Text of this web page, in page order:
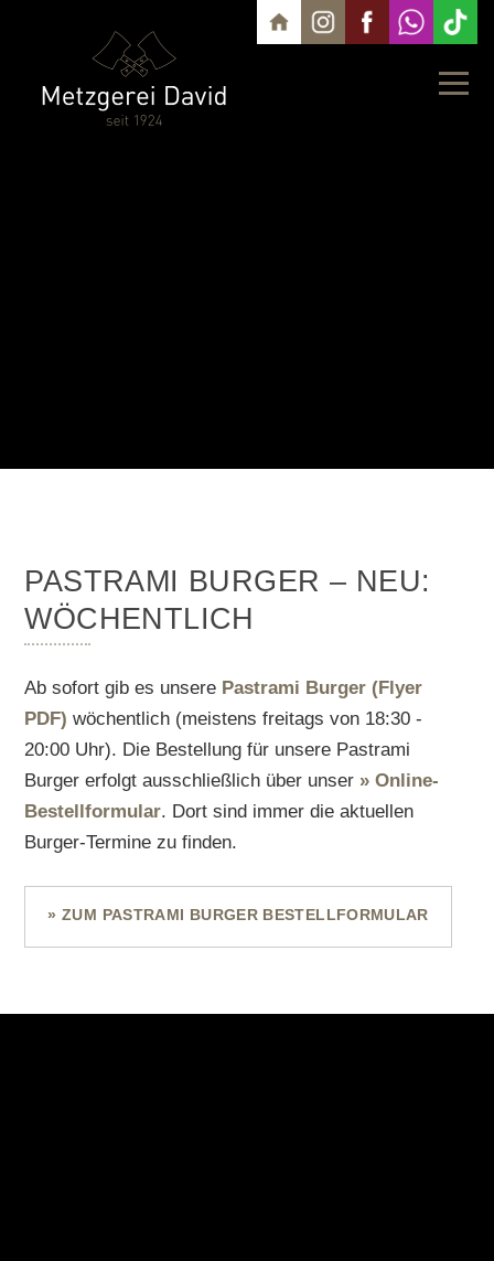
PASTRAMI BURGER – NEU:
WÖCHENTLICH
Ab sofort gib es unsere Pastrami Burger (Flyer
PDF) wöchentlich (meistens freitags von 18:30 -
20:00 Uhr). Die Bestellung für unsere Pastrami
Burger erfolgt ausschließlich über unser » Online-
Bestellformular. Dort sind immer die aktuellen
Burger-Termine zu finden.
» ZUM PASTRAMI BURGER BESTELLFORMULAR